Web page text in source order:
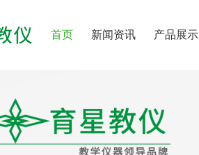
首页 新闻资讯 产品展示